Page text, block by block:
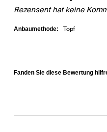
Rezensent hat keine
Anbaumethode: Topf
Fanden Sie diese Bewertung